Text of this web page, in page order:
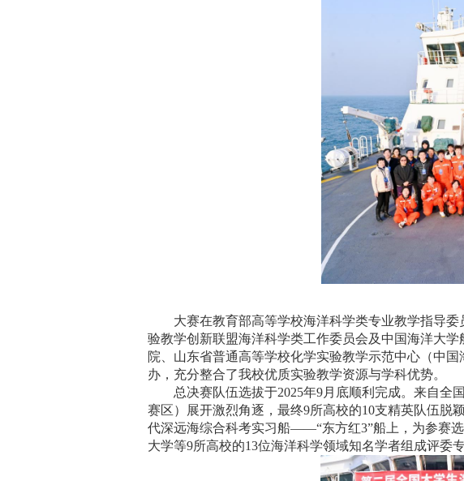
大赛在教育部高等学校海洋科学类专业教学指导
验教学创新联盟海洋科学类工作委员会及中国海洋大
院、山东省普通高等学校化学实验教学示范中心（中
办，充分整合了我校优质实验教学资源与学科优势。
总决赛队伍选拔于2025年9月底顺利完成。来自全国
赛区）展开激烈角逐，最终9所高校的10支精英队伍脱
代深远海综合科考实习船——“东方红3”船上，为参赛
大学等9所高校的13位海洋科学领域知名学者组成评委